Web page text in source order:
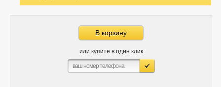
В корзину
или купите в один клик